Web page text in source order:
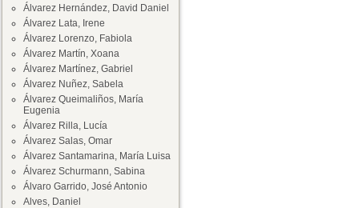
Álvarez Hernández, David Daniel
Álvarez Lata, Irene
Álvarez Lorenzo, Fabiola
Álvarez Martín, Xoana
Álvarez Martínez, Gabriel
Álvarez Nuñez, Sabela
Álvarez Queimaliños, María
Eugenia
Álvarez Rilla, Lucía
Álvarez Salas, Omar
Álvarez Santamarina, María Luisa
Álvarez Schurmann, Sabina
Álvaro Garrido, José Antonio
Alves, Daniel